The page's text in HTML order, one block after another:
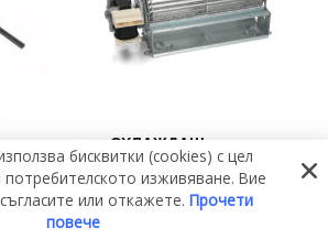
ОХЛАЖДАЩ
ВЕНТИЛАТОР С
ЛЯВА ТУРБИНА ЗА
ВЕНТИЛАТОР ЗА
бисквитки (cookies) с цел
изживяване. Вие
или откажете. Прочети
повече